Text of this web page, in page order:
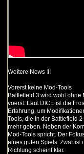
Weitere News !!!
Vorerst keine Mod-Tools
Battlefield 3 wird wohl ohne
voerst. Laut DICE ist die
Erfahrung, um
Tools, die in der Battlefield
mehr geben. Neben der
Mod-Tools spricht. Der
eines guten Spiels. Zwar ist
Richtung scheint klar.